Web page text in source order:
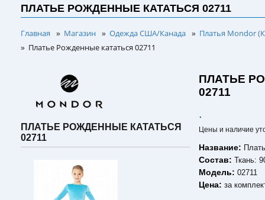
ПЛАТЬЕ РОЖДЕННЫЕ КАТАТЬСЯ 02711
Главная » Магазин » Одежда США/Канада » Платья Mondor
» Платье Рожденные кататься 02711
ПЛАТЬЕ РОЖДЕННЫЕ КАТАТЬСЯ
02711
ПЛАТЬЕ
02711
.
Цены и наличие
Название:
Состав:Ткань:
Модель:02711
Цена:за